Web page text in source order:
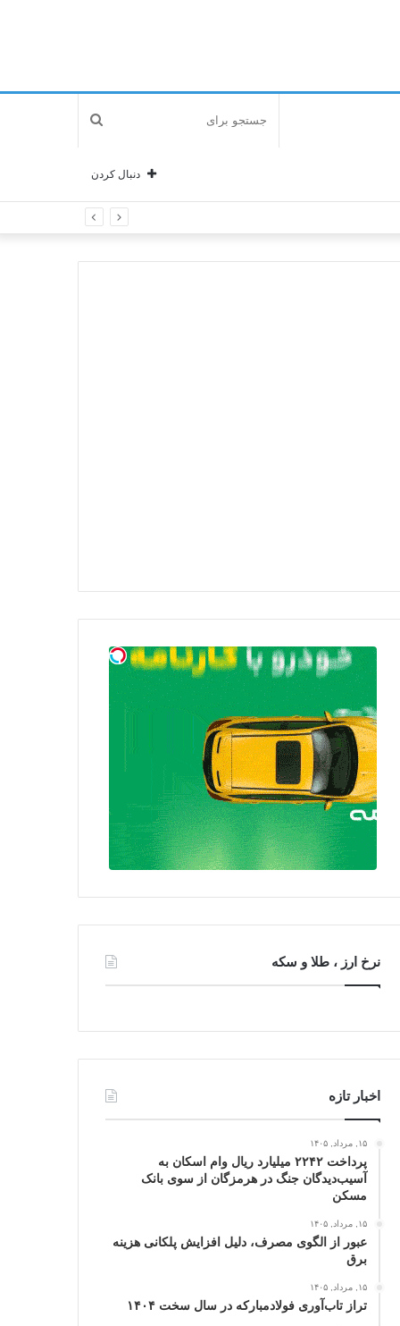
دنبال کردن
نرخ ارز ، طلا و سکه
اخبار تازه
۱۵, مرداد, ۱۴۰۵
پرداخت ۲۲۴۲ میلیارد ریال وام اسکان به
آسیب‌دیدگان جنگ در هرمزگان از سوی بانک
مسکن
۱۵, مرداد, ۱۴۰۵
عبور از الگوی مصرف، دلیل افزایش پلکانی هزینه
برق
۱۵, مرداد, ۱۴۰۵
تراز تاب‌آوری فولادمبارکه در سال سخت ۱۴۰۴